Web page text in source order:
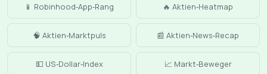
📱 Robinhood‑App‑Rang 🔥 Aktien‑Heatmap
🧠 Aktien‑Marktpuls 📰 Aktien‑News‑Recap
💵 US‑Dollar‑Index 📈 Markt‑Beweger